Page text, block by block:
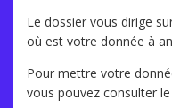
Le dossier vous dirige
où est votre donnée à
Pour mettre votre
vous pouvez consulter le